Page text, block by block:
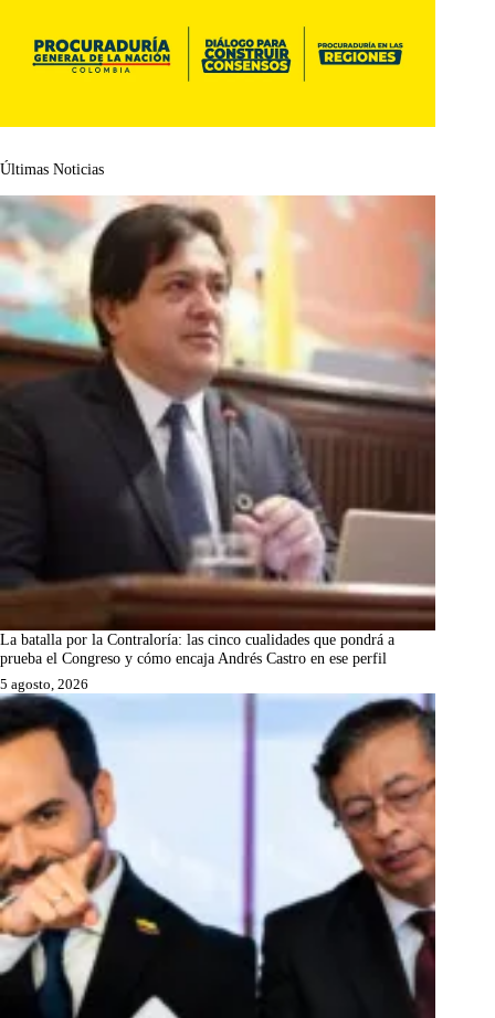
Últimas Noticias
La batalla por la Contraloría: las cinco cualidades que pondrá a
prueba el Congreso y cómo encaja Andrés Castro en ese perfil
5 agosto, 2026